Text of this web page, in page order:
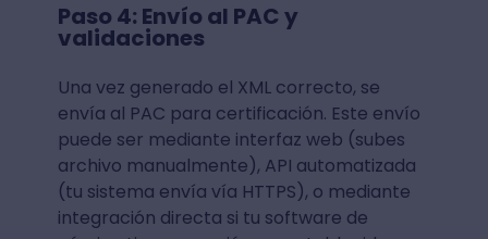
Paso 4: Envío al PAC y
validaciones
Una vez generado el XML correcto, se
envía al PAC para certificación. Este envío
puede ser mediante interfaz web (subes
archivo manualmente), API automatizada
(tu sistema envía vía HTTPS), o mediante
integración directa si tu software de